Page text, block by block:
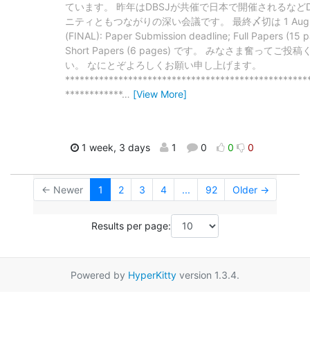
ています。 昨年はDBSJが共催で日本で開催されるなど
ニティともつながりの深い会議です。 最終〆切は 1
(FINAL): Paper Submission deadline; Full Papers (15
Short Papers (6 pages) です。 みなさま奮ってご投稿
い。 なにとぞよろしくお願い申し上げます。
************… [View More]
1 week, 3 days 1 0 0 0
← Newer 1 2 3 4 ... 92 Older →
Results per page:
Powered by HyperKitty version 1.3.4.